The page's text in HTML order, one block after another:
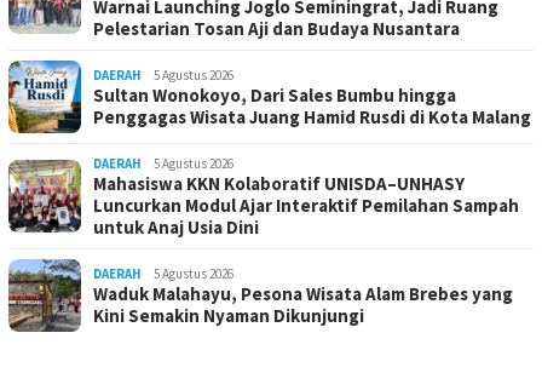
Warnai Launching Joglo Seminingrat, Jadi Ruang
Pelestarian Tosan Aji dan Budaya Nusantara
DAERAH 5 Agustus 2026
Sultan Wonokoyo, Dari Sales Bumbu hingga
Penggagas Wisata Juang Hamid Rusdi di Kota Malang
DAERAH 5 Agustus 2026
Mahasiswa KKN Kolaboratif UNISDA–UNHASY
Luncurkan Modul Ajar Interaktif Pemilahan Sampah
untuk Anaj Usia Dini
DAERAH 5 Agustus 2026
Waduk Malahayu, Pesona Wisata Alam Brebes yang
Kini Semakin Nyaman Dikunjungi